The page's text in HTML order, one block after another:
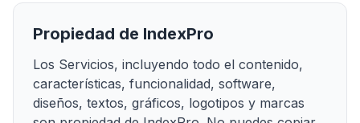
Propiedad de IndexPro
Los Servicios, incluyendo todo el contenido,
características, funcionalidad, software,
diseños, textos, gráficos, logotipos y marcas